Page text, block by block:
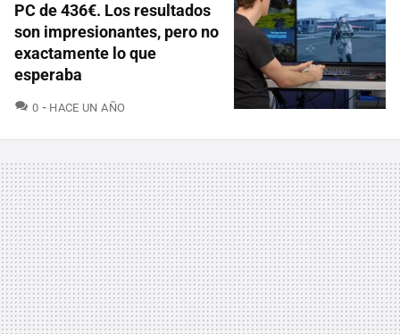
PC de 436€. Los resultados
son impresionantes, pero no
exactamente lo que
esperaba
0 COMENTARIOS
HACE UN AÑO